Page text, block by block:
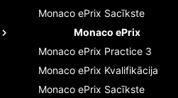
Monaco ePrix Sacīkste
Monaco ePrix
Monaco ePrix Practice 3
Monaco ePrix Kvalifikācija
Monaco ePrix Sacīkste